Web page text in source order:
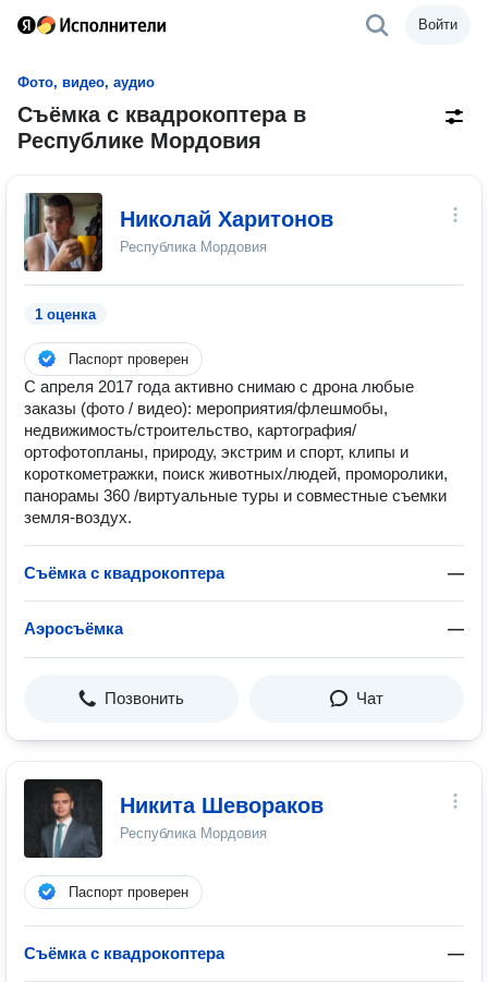
Войти
Фото, видео, аудио
Cъёмка с квадрокоптера в
Республике Мордовия
Николай Харитонов
Республика Мордовия
1 оценка
Паспорт проверен
С апреля 2017 года активно снимаю с дрона любые
заказы (фото / видео): мероприятия/флешмобы,
недвижимость/строительство, картография/
ортофотопланы, природу, экстрим и спорт, клипы и
короткометражки, поиск животных/людей, проморолики,
панорамы 360 /виртуальные туры и совместные съемки
земля-воздух.
Съёмка с квадрокоптера —
Аэросъёмка —
Позвонить Чат
Никита Шевораков
Республика Мордовия
Паспорт проверен
Съёмка с квадрокоптера —